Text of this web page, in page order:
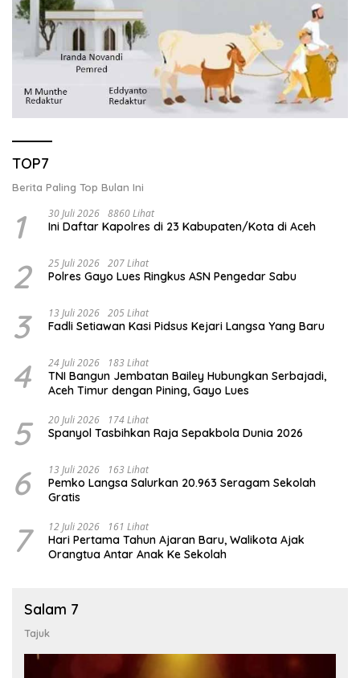
TOP7
Berita Paling Top Bulan Ini
1 30 Juli 2026 8860 Lihat
Ini Daftar Kapolres di 23 Kabupaten/Kota di Aceh
2 25 Juli 2026 207 Lihat
Polres Gayo Lues Ringkus ASN Pengedar Sabu
3 13 Juli 2026 205 Lihat
Fadli Setiawan Kasi Pidsus Kejari Langsa Yang Baru
4 24 Juli 2026 183 Lihat
TNI Bangun Jembatan Bailey Hubungkan Serbajadi,
Aceh Timur dengan Pining, Gayo Lues
5 20 Juli 2026 174 Lihat
Spanyol Tasbihkan Raja Sepakbola Dunia 2026
6 13 Juli 2026 163 Lihat
Pemko Langsa Salurkan 20.963 Seragam Sekolah
Gratis
7 12 Juli 2026 161 Lihat
Hari Pertama Tahun Ajaran Baru, Walikota Ajak
Orangtua Antar Anak Ke Sekolah
Salam 7
Tajuk